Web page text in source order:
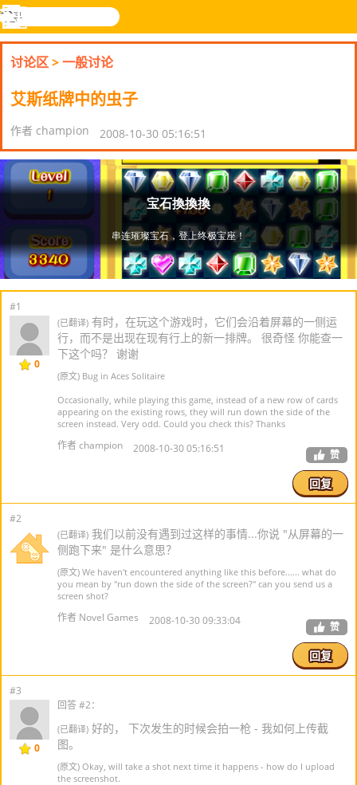
乐和游
搜
寻
登入
功
能
讨论区>一般讨论
艾斯纸牌中的虫子
作者 champion 2008-10-30 05:16:51
#1
0
(已翻译) 有时，在玩这个游戏时，它们会沿着屏幕的一侧运
行，而不是出现在现有行上的新一排牌。 很奇怪 你能查一
下这个吗？ 谢谢
(原文) Bug in Aces Solitaire
Occasionally, while playing this game, instead of a new row of cards
appearing on the existing rows, they will run down the side of the
screen instead. Very odd. Could you check this? Thanks
作者 champion 2008-10-30 05:16:51 赞
回复
#2
(已翻译) 我们以前没有遇到过这样的事情...你说 "从屏幕的一
侧跑下来" 是什么意思？
(原文) We haven't encountered anything like this before...... what do
you mean by "run down the side of the screen?" can you send us a
screen shot?
作者 Novel Games 2008-10-30 09:33:04 赞
回复
#3
0
回答 #2：
(已翻译) 好的， 下次发生的时候会拍一枪 - 我如何上传截
图。
(原文) Okay, will take a shot next time it happens - how do I upload
the screenshot.